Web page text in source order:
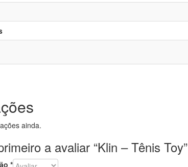
ainda.
a avaliar “Klin – Tênis Toy”
*